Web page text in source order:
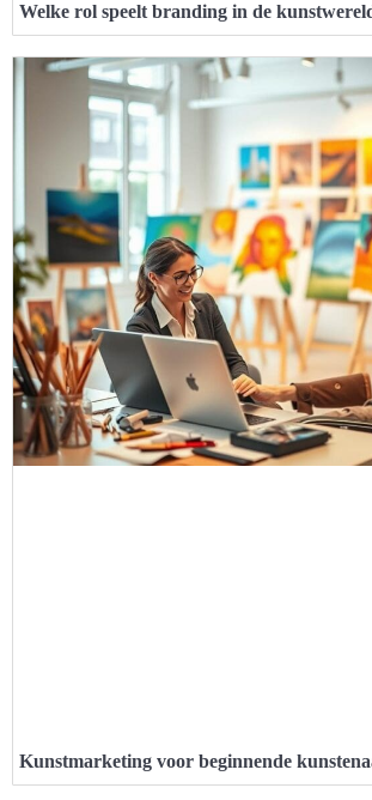
Welke rol speelt branding in de
Kunstmarketing voor beginnende